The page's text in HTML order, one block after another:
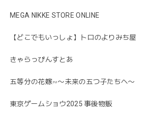
MEGA NIKKE STORE ONLINE
【どこでもいっしょ】トロのよりみち屋
きゃらっぴんすとあ
五等分の花嫁∽〜未来の五つ子たちへ〜
東京ゲームショウ2025 事後物販